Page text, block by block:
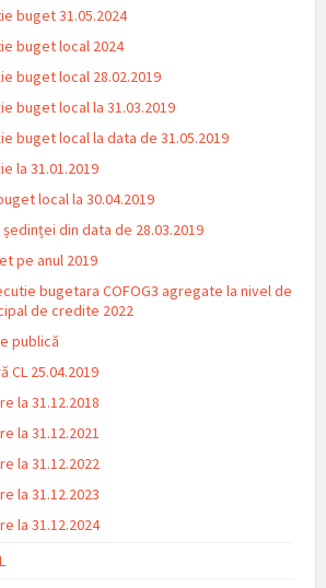
buget 31.05.2024
buget local 2024
buget local 28.02.2019
buget local la 31.03.2019
buget local la data de 31.05.2019
la 31.01.2019
local la 30.04.2019
din data de 28.03.2019
pe anul 2019
bugetara COFOG3 agregate la nivel de
de credite 2022
publică
CL 25.04.2019
la 31.12.2018
la 31.12.2021
la 31.12.2022
la 31.12.2023
la 31.12.2024